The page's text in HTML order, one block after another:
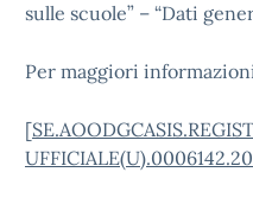
sulle scuole” – “Dati
Per maggiori
[